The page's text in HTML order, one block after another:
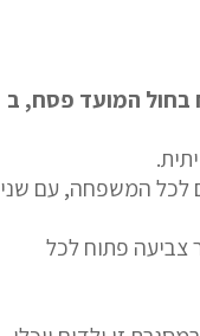
בחול המועד פסח, ב
לכל המשפחה, עם שני
צביעה פתוח לכל